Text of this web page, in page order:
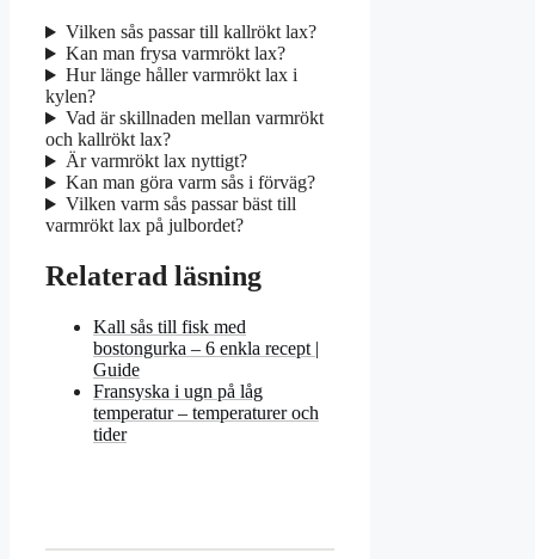
Vilken sås passar till kallrökt lax?
Kan man frysa varmrökt lax?
Hur länge håller varmrökt lax i
kylen?
Vad är skillnaden mellan varmrökt
och kallrökt lax?
Är varmrökt lax nyttigt?
Kan man göra varm sås i förväg?
Vilken varm sås passar bäst till
varmrökt lax på julbordet?
Relaterad läsning
Kall sås till fisk med
bostongurka – 6 enkla recept |
Guide
Fransyska i ugn på låg
temperatur – temperaturer och
tider